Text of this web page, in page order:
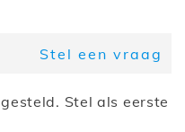
Stel een vraag
Stel als eerste